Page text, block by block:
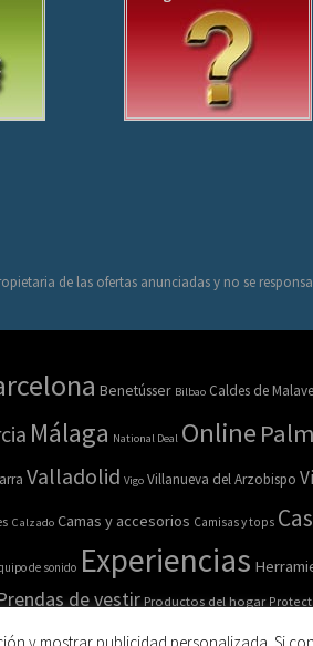
de las ofertas anunciadas y no se
Benetússer Bilbao Caldes de
Málaga National Deal Online
Valladolid Vigo Villanueva del Arzobispo
Calzado Camas y accesorios Camisas y tops
de sonido Experiencias
de vestir Productos del hogar
Salud y belleza Sofás Sombreros